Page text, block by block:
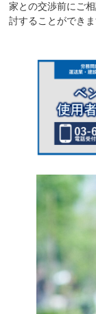
家との交渉前にご
討することができ